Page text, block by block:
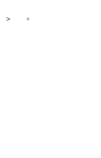
> »